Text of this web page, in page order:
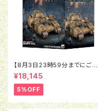
【8月3日23時59分までにご予
約で5％OFF】ウォーハンマー4
0K：アストラ・ミリタルム：ベイン
ブレイド
¥18,145
5%OFF